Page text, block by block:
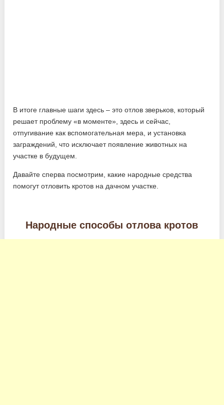
В итоге главные шаги здесь – это отлов зверьков, который
решает проблему «в моменте», здесь и сейчас,
отпугивание как вспомогательная мера, и установка
заграждений, что исключает появление животных на
участке в будущем.
Давайте сперва посмотрим, какие народные средства
помогут отловить кротов на дачном участке.
Народные способы отлова кротов